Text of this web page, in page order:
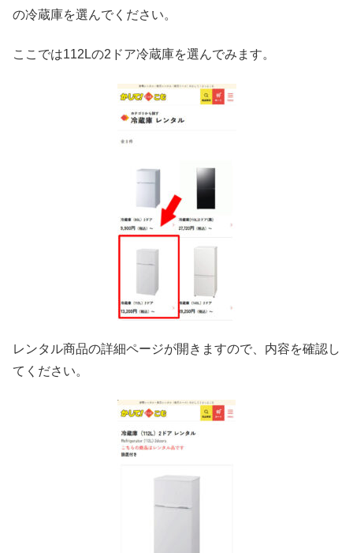
の冷蔵庫を選んでください。
ここでは112Lの2ドア冷蔵庫を選んでみます。
レンタル商品の詳細ページが開きますので、内容を確認し
てください。